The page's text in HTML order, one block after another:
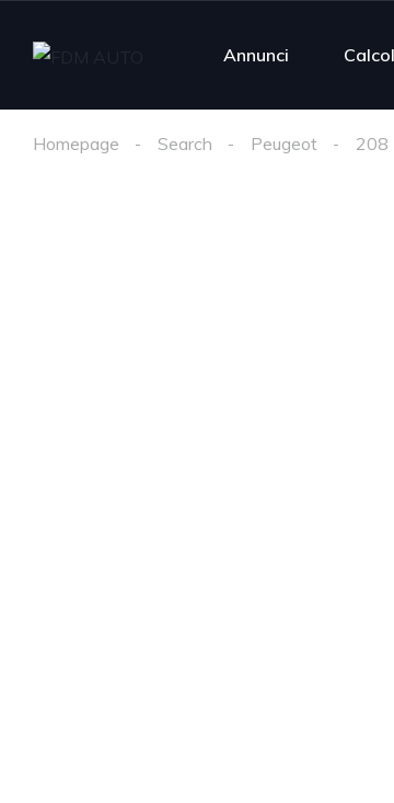
Annunci
Homepage Search Peugeot 208